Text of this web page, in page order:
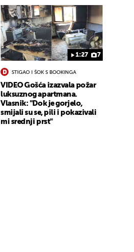
1:27 7
STIGAO I ŠOK S BOOKINGA
VIDEO Gošća izazvala požar
luksuznog apartmana.
Vlasnik: "Dok je gorjelo,
smijali su se, pili i pokazivali
mi srednji prst"